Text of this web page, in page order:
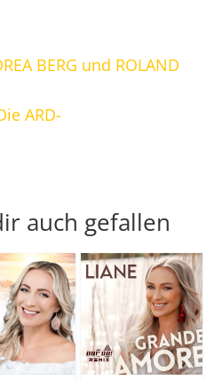
BERG und ROLAND
ARD-
auch gefallen